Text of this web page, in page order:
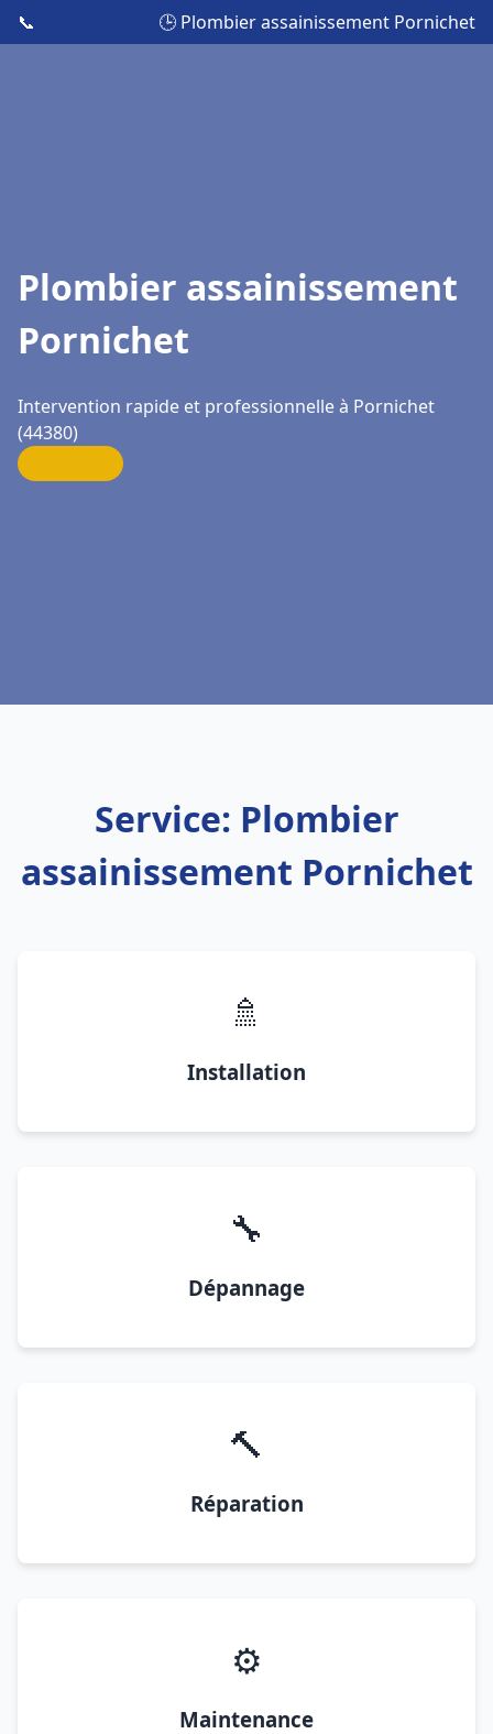
📞 🕒 Plombier assainissement Pornichet
Plombier assainissement
Pornichet
Intervention rapide et professionnelle à Pornichet
(44380)
Service: Plombier
assainissement Pornichet
🚿
Installation
🔧
Dépannage
🔨
Réparation
⚙️
Maintenance